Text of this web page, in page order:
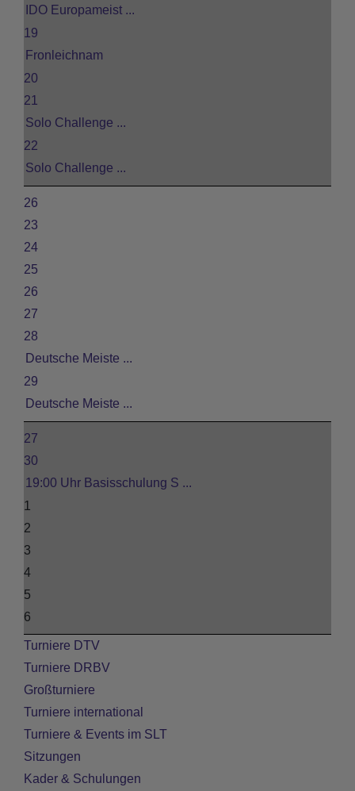
IDO Europameist ...
19
Fronleichnam
20
21
Solo Challenge ...
22
Solo Challenge ...
26
23
24
25
26
27
28
Deutsche Meiste ...
29
Deutsche Meiste ...
27
30
19:00 Uhr Basisschulung S ...
1
2
3
4
5
6
Turniere DTV
Turniere DRBV
Großturniere
Turniere international
Turniere & Events im SLT
Sitzungen
Kader & Schulungen